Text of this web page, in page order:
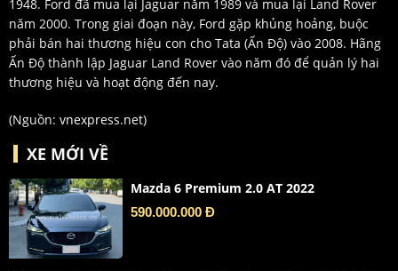
1948. Ford đã mua lại Jaguar năm 1989 và mua lại Land Rover
năm 2000. Trong giai đoạn này, Ford gặp khủng hoảng, buộc
phải bán hai thương hiệu con cho Tata (Ấn Độ) vào 2008. Hãng
Ấn Độ thành lập Jaguar Land Rover vào năm đó để quản lý hai
thương hiệu và hoạt động đến nay.
(Nguồn: vnexpress.net)
XE MỚI VỀ
Mazda 6 Premium 2.0 AT 2022
590.000.000 Đ